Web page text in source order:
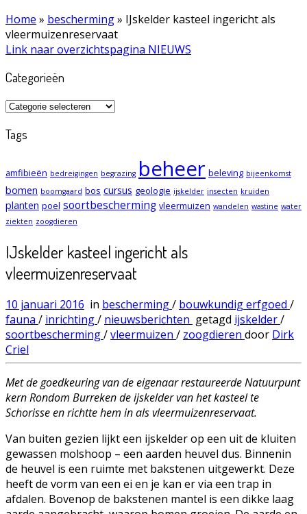
Home » bescherming» IJskelder kasteel ingericht als
vleermuizenreservaat
Link naar overzichtspagina NIEUWS
Categorieën
Categorieën
Tags
amfibieën bedreigingen begrazing beheer beleving bijeenkomst
bomen boomgaard bos cursus geologie ijskelder insecten kruiden
planten poel soortbescherming vleermuizen wandelen wastine water
ziekten zoogdieren
IJskelder kasteel ingericht als
vleermuizenreservaat
10 januari 2016 in bescherming/ bouwkundig erfgoed /
fauna / inrichting/ nieuwsberichten getagd ijskelder/
soortbescherming/vleermuizen / zoogdieren door Dirk
Criel
Met de goedkeuring van de eigenaar restaureerde Natuurpunt
kern Rondom Burreken de ijskelder van het kasteel te
Schorisse en richtte hem in als vleermuizenreservaat.
Van buiten gezien lijkt een ijskelder op een uit de kluiten
gewassen molshoop – een aarden heuvel dus. Binnenin
de heuvel is een ruimte met bakstenen uitgewerkt. Deze
heeft de vorm van een ei en je kan er via een trap in
afdalen. Bovenop de bakstenen mantel is een dikke laag